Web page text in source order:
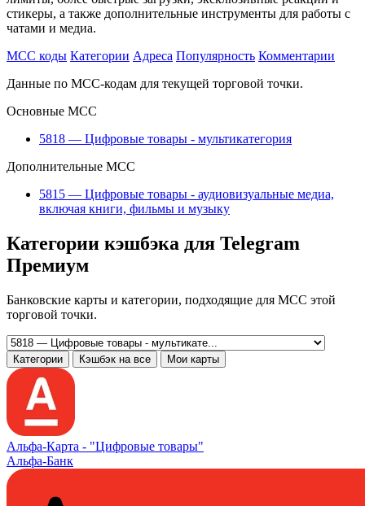
стикеры, а также дополнительные инструменты для работы с
чатами и медиа.
MCC коды Категории Адреса Популярность Комментарии
Данные по MCC-кодам для текущей торговой точки.
Основные MCC
5818 — Цифровые товары - мультикатегория
Дополнительные MCC
5815 — Цифровые товары - аудиовизуальные медиа,
включая книги, фильмы и музыку
Категории кэшбэка для Telegram
Премиум
Банковские карты и категории, подходящие для MCC этой
торговой точки.
Категории Кэшбэк на все Мои карты
Альфа‑Карта - "Цифровые товары"
Альфа-Банк